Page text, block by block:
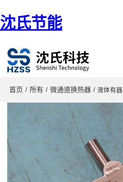
沈氏节能
首页 / 所有 / 微通道换热器 / 液体有器